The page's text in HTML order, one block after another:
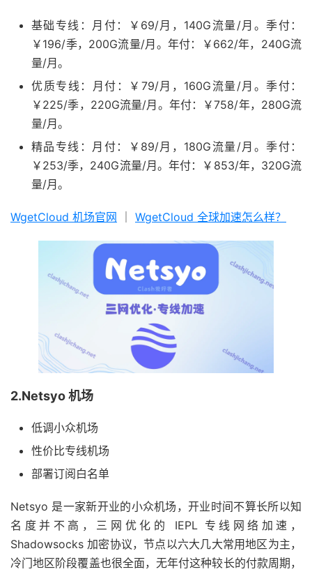
基础专线：月付：￥69/月，140G流量/月。季付：
￥196/季，200G流量/月。年付：￥662/年，240G流
量/月。
优质专线：月付：￥79/月，160G流量/月。季付：
￥225/季，220G流量/月。年付：￥758/年，280G流
量/月。
精品专线：月付：￥89/月，180G流量/月。季付：
￥253/季，240G流量/月。年付：￥853/年，320G流
量/月。
WgetCloud 机场官网 WgetCloud 全球加速怎么样？
2.Netsyo 机场
低调小众机场
性价比专线机场
部署订阅白名单
Netsyo 是一家新开业的小众机场，开业时间不算长所以知
名度并不高，三网优化的 IEPL 专线网络加速，
Shadowsocks 加密协议，节点以六大几大常用地区为主，
冷门地区阶段覆盖也很全面，无年付这种较长的付款周期，